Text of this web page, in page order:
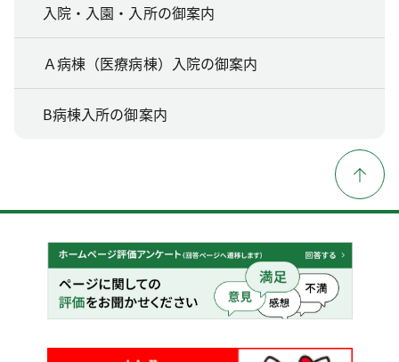
入院・入園・入所の御案内
Ａ病棟（医療病棟）入院の御案内
B病棟入所の御案内